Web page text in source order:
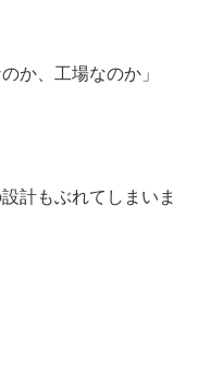
か、工場なのか」
計もぶれてしまいま